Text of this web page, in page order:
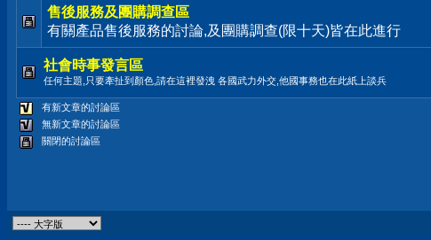
售後服務及團購調查區
有關產品售後服務的討論,及團購調查(限十天)皆在此進行
社會時事發言區
任何主題,只要牽扯到顏色,請在這裡發洩 各國武力外交,他國事務也在此紙上談兵
有新文章的討論區
無新文章的討論區
關閉的討論區